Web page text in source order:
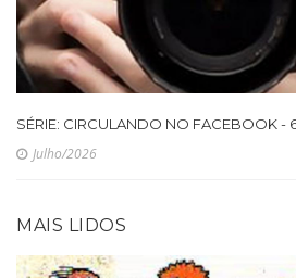
SÉRIE: CIRCULANDO NO FACEBOOK -
Julho/2026
MAIS LIDOS